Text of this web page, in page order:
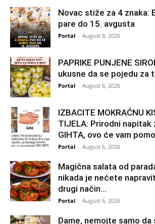
Novac stiže za 4 znaka:
pare do 15. avgusta
Portal - August 8, 2026
PAPRIKE PUNJENE
ukusne da se pojedu za
Portal - August 6, 2026
IZBACITE MOKRAĆNU
TIJELA: Prirodni napitak
GIHTA, ovo će vam
Portal - August 6, 2026
Magična salata od
nikada je nećete
drugi način…
Portal - August 6, 2026
Dame, nemojte samo